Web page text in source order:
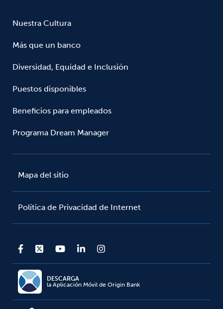
Nuestra Cultura
Más que un banco
Diversidad, Equidad e Inclusión
Puestos disponibles
Beneficios para empleados
Programa Dream Manager
Mapa del sitio
Política de Privacidad de Internet
DESCARGA
la Aplicación Móvil de Origin Bank